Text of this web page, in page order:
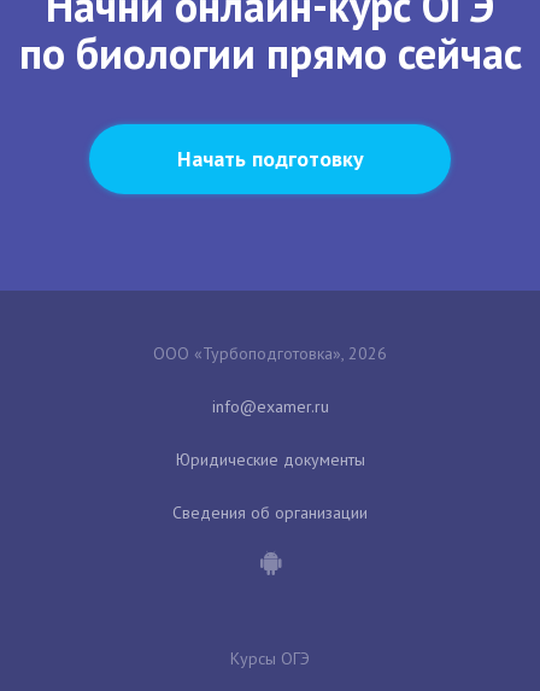
по биологии прямо сейчас
Начать подготовку
ООО «Турбоподготовка», 2026
Юридические документы
Сведения об организации
Курсы ОГЭ